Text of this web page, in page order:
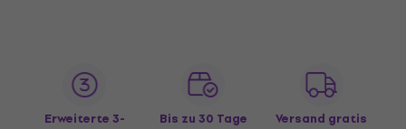
Erweiterte 3-
Bis zu 30 Tage
Versand gratis